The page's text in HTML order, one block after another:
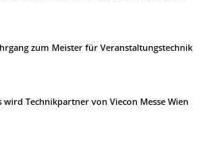
zum Meister für Veranstaltungstechnik
wird Technikpartner von Viecon Messe Wien